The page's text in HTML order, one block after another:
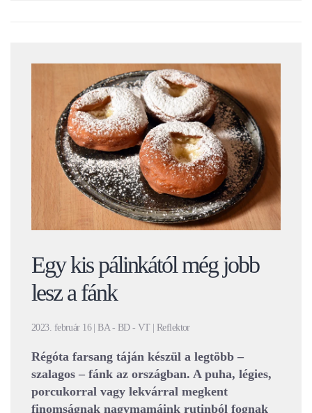
Egy kis pálinkától még jobb
lesz a fánk
2023. február 16 | BA - BD - VT | Reflektor
Régóta farsang táján készül a legtöbb –
szalagos – fánk az országban. A puha, légies,
porcukorral vagy lekvárral megkent
finomságnak nagymamáink rutinból fognak